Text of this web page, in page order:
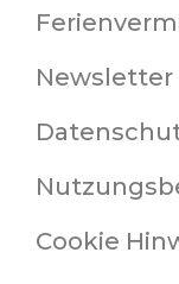
Newsletter
Cookie